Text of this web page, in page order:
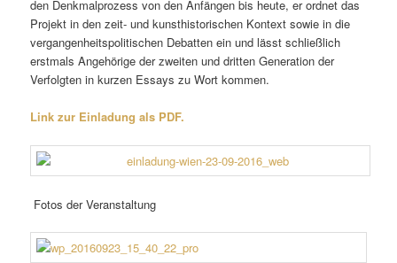
den Denkmalprozess von den Anfängen bis heute, er ordnet das
Projekt in den zeit- und kunsthistorischen Kontext sowie in die
vergangenheitspolitischen Debatten ein und lässt schließlich
erstmals Angehörige der zweiten und dritten Generation der
Verfolgten in kurzen Essays zu Wort kommen.
Link zur Einladung als PDF.
Fotos der Veranstaltung